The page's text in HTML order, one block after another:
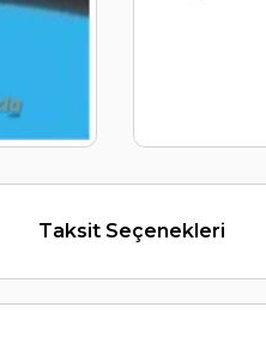
Taksit Seçenekleri